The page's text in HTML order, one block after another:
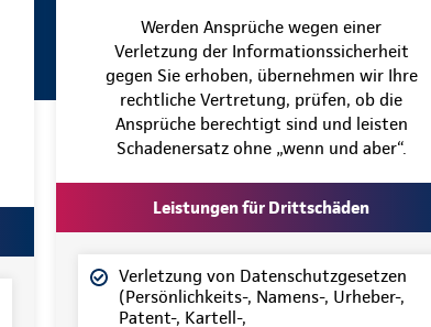
Werden Ansprüche wegen einer
Verletzung der Informationssicherheit
gegen Sie erhoben, übernehmen wir Ihre
rechtliche Vertretung, prüfen, ob die
Ansprüche berechtigt sind und leisten
Schadenersatz ohne „wenn und aber“.
Leistungen für Drittschäden
Verletzung von Datenschutzgesetzen
(Persönlichkeits-, Namens-, Urheber-,
Patent-, Kartell-,